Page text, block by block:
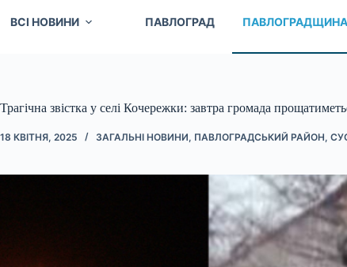
ВСІ НОВИНИ ПАВЛОГРАД ПАВЛОГРАДЩИНА
Трагічна звістка у селі Кочережки: завтра громада
18 КВІТНЯ, 2025 ЗАГАЛЬНІ НОВИНИ, ПАВЛОГРАДСЬКИЙ РАЙОН,